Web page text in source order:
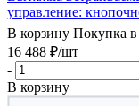
управление:
В корзину Покупка
16 488 ₽/шт
-
В корзину